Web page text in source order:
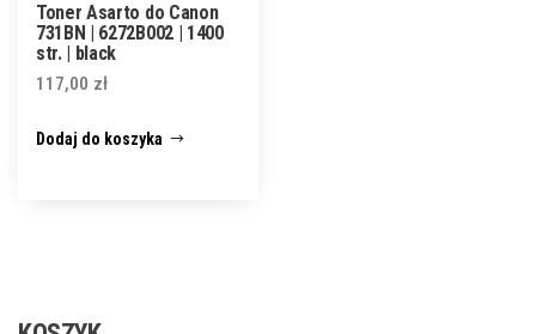
Toner Asarto do Canon
731BN | 6272B002 | 1400
str. | black
117,00 zł
Dodaj do koszyka